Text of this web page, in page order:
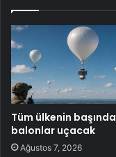
Tüm ülkenin başında
balonlar uçacak
Ağustos 7, 2026